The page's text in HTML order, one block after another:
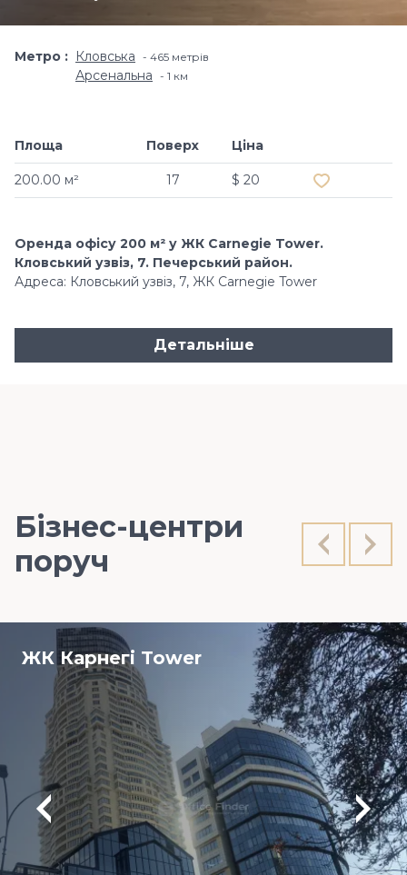
Метро Кловська 465 метрів
Арсенальна 1 км
Площа
200.00 м²
Поверх
17
Ціна
$ 20
Оренда офісу 200 м² у ЖК Carnegie Tower.
Кловський узвіз, 7. Печерський район.
Адреса: Кловський узвіз, 7, ЖК Carnegie Tower
Детальніше
Бізнес-центри
поруч
ЖК Карнегі Tower